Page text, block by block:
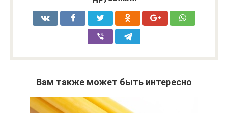
Вам также может быть интересно